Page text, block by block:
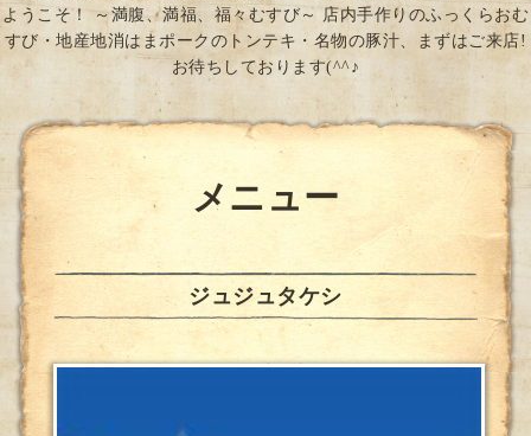
ようこそ！ ～満腹、満福、福々むすび～ 店内手作りのふっくらおむ
すび・地産地消はまポークのトンテキ・名物の豚汁、まずはご来店!
お待ちしております(^^♪
メニュー
ジュジュタケシ